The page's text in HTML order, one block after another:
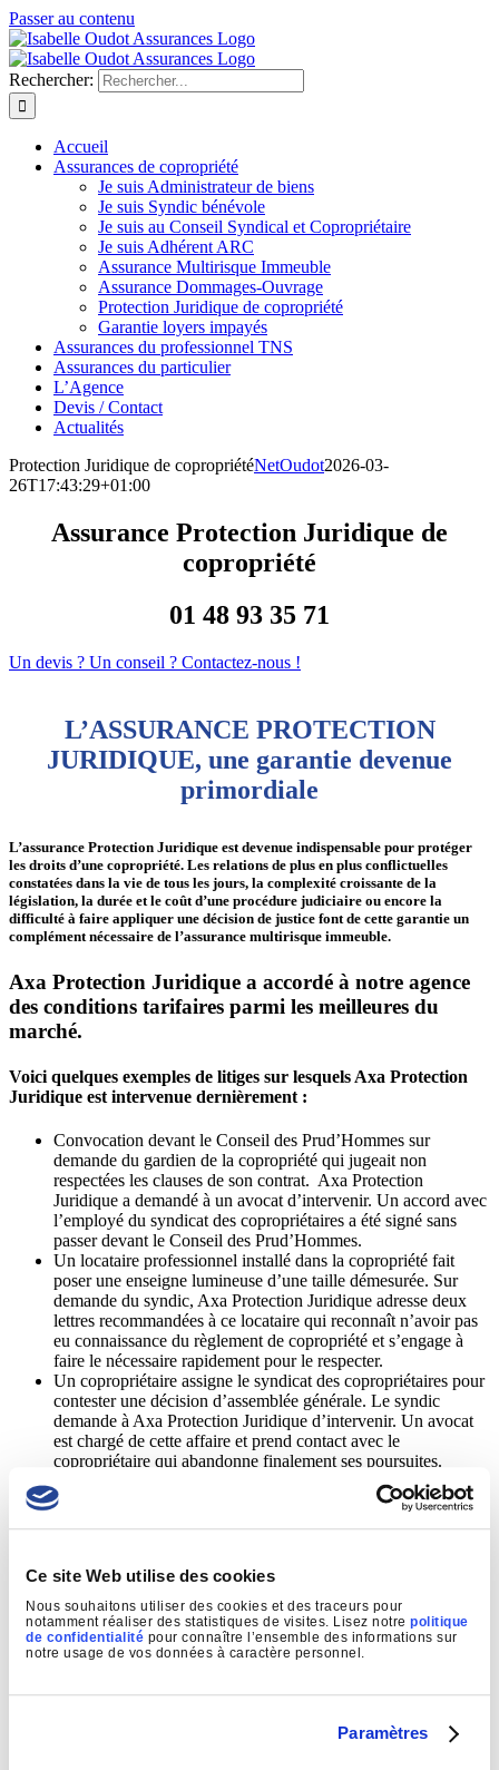
Ce site Web utilise des cookies
Nous souhaitons utiliser des cookies et des traceurs pour
notamment réaliser des statistiques de visites. Lisez notre politique
de confidentialité pour connaître l’ensemble des informations sur
notre usage de vos données à caractère personnel.
Paramètres
Passer au contenu
Rechercher:
Accueil
Assurances de copropriété
Je suis Administrateur de biens
Je suis Syndic bénévole
Je suis au Conseil Syndical et Copropriétaire
Je suis Adhérent ARC
Assurance Multirisque Immeuble
Assurance Dommages-Ouvrage
Protection Juridique de copropriété
Garantie loyers impayés
Assurances du professionnel TNS
Assurances du particulier
L’Agence
Devis / Contact
Actualités
Protection Juridique de copropriétéNetOudot2026-03-
26T17:43:29+01:00
Assurance Protection Juridique de
copropriété
01 48 93 35 71
Un devis ? Un conseil ? Contactez-nous !
L’ASSURANCE PROTECTION
JURIDIQUE, une garantie devenue
primordiale
L’assurance Protection Juridique est devenue indispensable pour protéger
les droits d’une copropriété. Les relations de plus en plus conflictuelles
constatées dans la vie de tous les jours, la complexité croissante de la
législation, la durée et le coût d’une procédure judiciaire ou encore la
difficulté à faire appliquer une décision de justice font de cette garantie un
complément nécessaire de l’assurance multirisque immeuble.
Axa Protection Juridique a accordé à notre agence
des conditions tarifaires parmi les meilleures du
marché.
Voici quelques exemples de litiges sur lesquels Axa Protection
Juridique est intervenue dernièrement :
Convocation devant le Conseil des Prud’Hommes sur
demande du gardien de la copropriété qui jugeait non
respectées les clauses de son contrat. Axa Protection
Juridique a demandé à un avocat d’intervenir. Un accord avec
l’employé du syndicat des copropriétaires a été signé sans
passer devant le Conseil des Prud’Hommes.
Un locataire professionnel installé dans la copropriété fait
poser une enseigne lumineuse d’une taille démesurée. Sur
demande du syndic, Axa Protection Juridique adresse deux
lettres recommandées à ce locataire qui reconnaît n’avoir pas
eu connaissance du règlement de copropriété et s’engage à
faire le nécessaire rapidement pour le respecter.
Un copropriétaire assigne le syndicat des copropriétaires pour
contester une décision d’assemblée générale. Le syndic
demande à Axa Protection Juridique d’intervenir. Un avocat
est chargé de cette affaire et prend contact avec le
copropriétaire qui abandonne finalement ses poursuites.
Que ce soit des problèmes avec un voisin, un locataire de copropriétaire ou
tribunaux. Dans ce cas, les frais et honoraires judiciaires sont pris en charge
fait des copropriétaires est inclus dans notre contrat d’assurance Protection
Juridique.